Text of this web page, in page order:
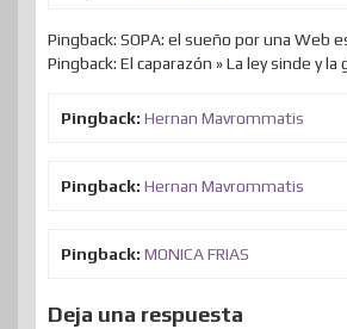
Pingback: SOPA: el sueño por una Web
Pingback: El caparazón » La ley sinde y la
Pingback: Hernan Mavrommatis
Pingback: Hernan Mavrommatis
Pingback: MONICA FRIAS
Deja una respuesta